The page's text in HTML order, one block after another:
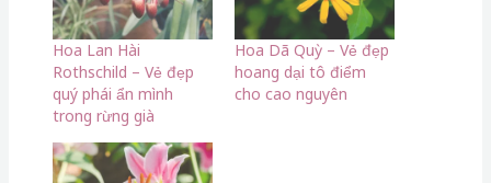
Hoa Lan Hài
Rothschild – Vẻ đẹp
quý phái ẩn mình
trong rừng già
Hoa Dã Quỳ – Vẻ đẹp
hoang dại tô điểm
cho cao nguyên